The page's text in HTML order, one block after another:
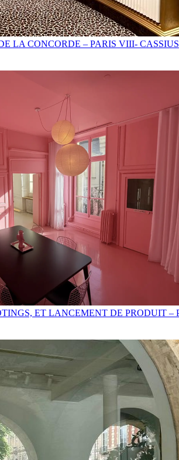
LA CONCORDE – PARIS VIII- CASSIUS
ET LANCEMENT DE PRODUIT –